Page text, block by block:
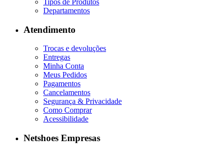
Departamentos
Atendimento
Trocas e devoluções
Entregas
Minha Conta
Meus Pedidos
Pagamentos
Cancelamentos
Segurança & Privacidade
Como Comprar
Acessibilidade
Netshoes Empresas